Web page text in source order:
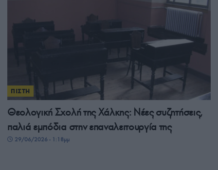
ΠΙΣΤΗ
Θεολογική Σχολή της Χάλκης: Νέες συζητήσεις,
παλιά εμπόδια στην επαναλειτουργία της
29/06/2026 - 1:18μμ